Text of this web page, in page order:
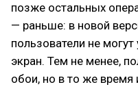
позже остальных
— раньше: в новой
пользователи не
экран. Тем не менее,
обои, но в то же время